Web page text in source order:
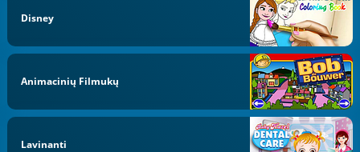
Disney
Animacinių Filmukų
Lavinanti